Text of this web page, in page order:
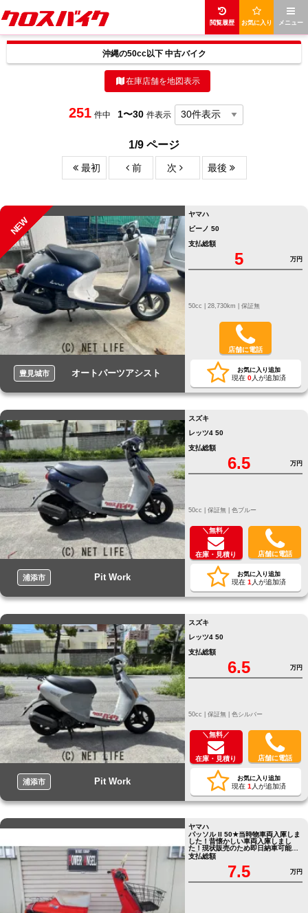
メニュー
お気に入り
閲覧履歴
沖縄の50cc以下 中古バイク
在庫店舗を地図表示
251 件中 1〜30 件表示
1/9 ページ
最初 前 次 最後
NEW
豊見城市 オートパーツアシスト
ヤマハ
ビーノ 50
支払総額
5 万円
50cc | 28,730km | 保証無
店舗に電話
お気に入り追加
現在 0人が追加済
浦添市 Pit Work
スズキ
レッツ4 50
支払総額
6.5 万円
50cc | 保証無 | 色ブルー
＼無料／
在庫・見積り 店舗に電話
お気に入り追加
現在 1 人が追加済
浦添市 Pit Work
スズキ
レッツ4 50
支払総額
6.5 万円
50cc | 保証無 | 色シルバー
＼無料／
在庫・見積り 店舗に電話
お気に入り追加
現在 1 人が追加済
ヤマハ
パッソル II 50★当時物車両入庫しま
した！昔懐かしい車両入庫しまし
た！現状販売のため即日納車可能！
/ 国内モデル
支払総額
7.5 万円